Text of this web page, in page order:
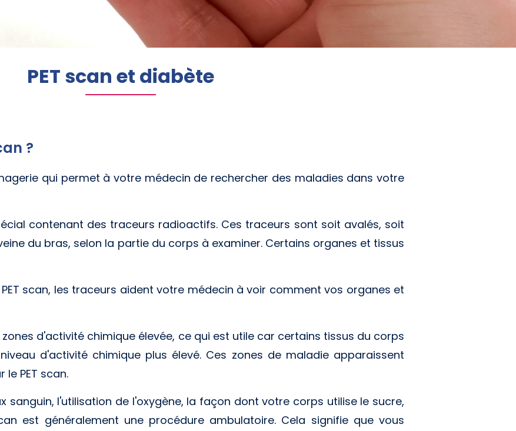
PET scan et diabète
?
qui permet à votre médecin de rechercher des maladies dans votre
contenant des traceurs radioactifs. Ces traceurs sont soit avalés, soit
du bras, selon la partie du corps à examiner. Certains organes et tissus
scan, les traceurs aident votre médecin à voir comment vos organes et
d'activité chimique élevée, ce qui est utile car certains tissus du corps
d'activité chimique plus élevé. Ces zones de maladie apparaissent
PET scan.
sanguin, l'utilisation de l'oxygène, la façon dont votre corps utilise le sucre,
est généralement une procédure ambulatoire. Cela signifie que vous